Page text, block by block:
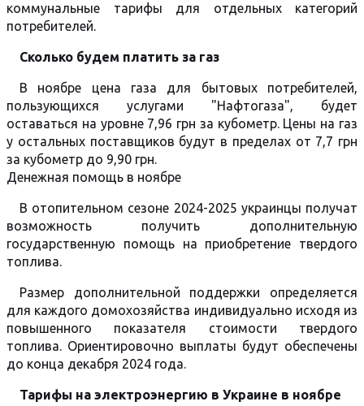
коммунальные тарифы для отдельных категорий
потребителей.
Сколько будем платить за газ
В ноябре цена газа для бытовых потребителей,
пользующихся услугами "Нафтогаза", будет
оставаться на уровне 7,96 грн за кубометр. Цены на газ
у остальных поставщиков будут в пределах от 7,7 грн
за кубометр до 9,90 грн.
Денежная помощь в ноябре
В отопительном сезоне 2024-2025 украинцы получат
возможность получить дополнительную
государственную помощь на приобретение твердого
топлива.
Размер дополнительной поддержки определяется
для каждого домохозяйства индивидуально исходя из
повышенного показателя стоимости твердого
топлива. Ориентировочно выплаты будут обеспечены
до конца декабря 2024 года.
Тарифы на электроэнергию в Украине в ноябре